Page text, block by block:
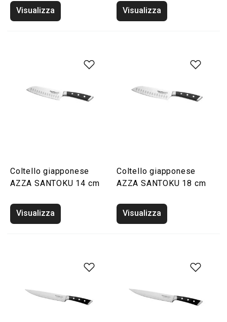
Visualizza Visualizza
Coltello giapponese
AZZA SANTOKU 14 cm
Visualizza
Coltello giapponese
AZZA SANTOKU 18 cm
Visualizza